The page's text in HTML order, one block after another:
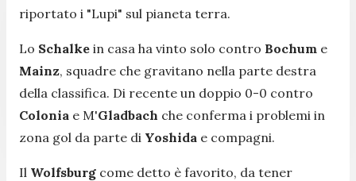
riportato i "Lupi" sul pianeta terra.
Lo Schalke in casa ha vinto solo contro Bochum e
Mainz, squadre che gravitano nella parte destra
della classifica. Di recente un doppio 0-0 contro
Colonia e M'Gladbach che conferma i problemi in
zona gol da parte di Yoshida e compagni.
Il Wolfsburg come detto è favorito, da tener